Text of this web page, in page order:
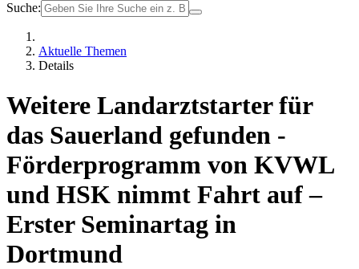
Suche:
Aktuelle Themen
Details
Weitere Landarztstarter für
das Sauerland gefunden -
Förderprogramm von KVWL
und HSK nimmt Fahrt auf –
Erster Seminartag in
Dortmund